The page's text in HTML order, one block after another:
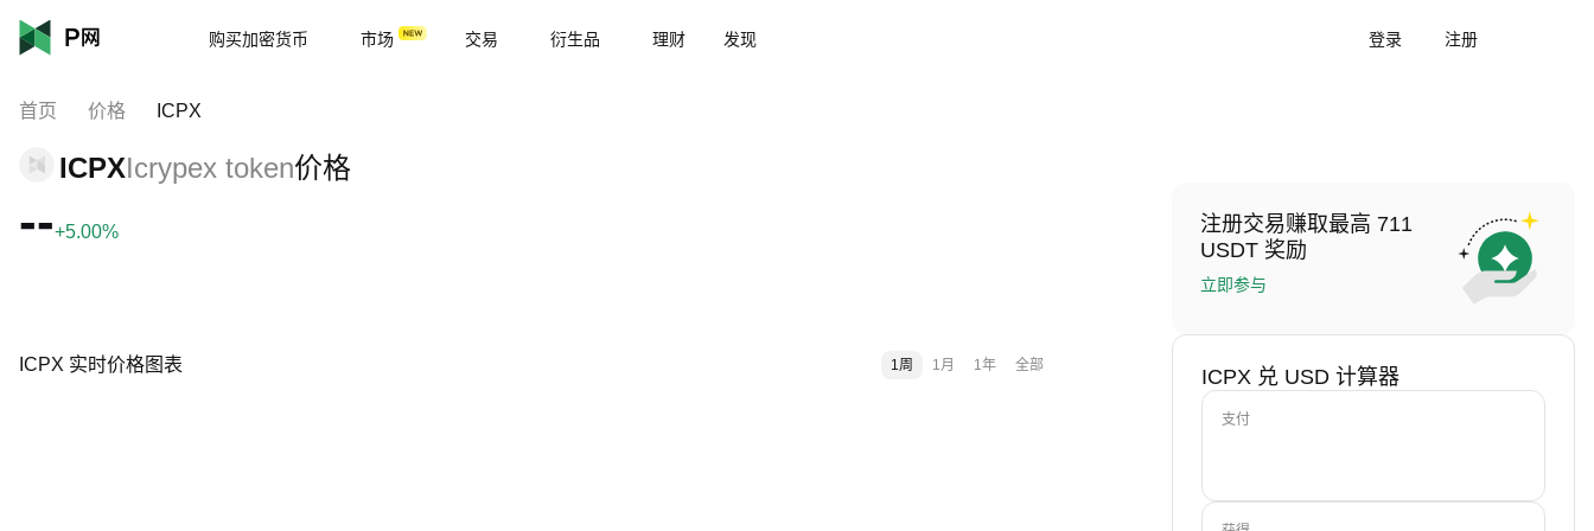
购买加密货币 市场 交易 衍生品 理财 发现 登录 注册
首页 价格 ICPX
ICPXIcrypex token价格
--+5.00%
ICPX 实时价格图表 1周 1月 1年 全部
注册交易赚取最高 711
USDT 奖励
立即参与
ICPX 兑 USD 计算器
支付